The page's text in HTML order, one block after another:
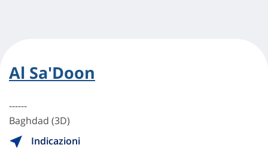
Al Sa'Doon
------
Baghdad (3D)
Indicazioni